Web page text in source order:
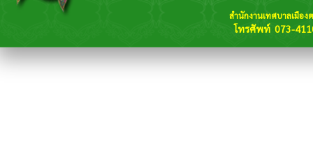
สำนักงานเทศบาลเมือ
โทรศัพท์ 073-